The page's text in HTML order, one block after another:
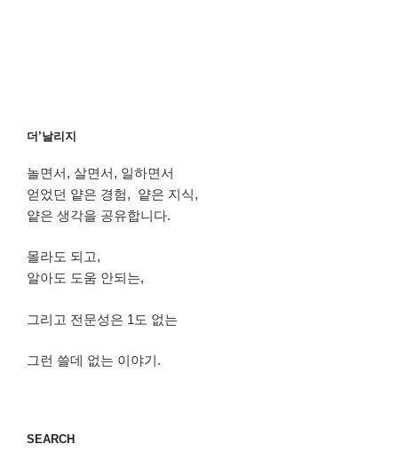
더’날리지
놀면서, 살면서, 일하면서
얻었던 얕은 경험, 얕은 지식,
얕은 생각을 공유합니다.
몰라도 되고,
알아도 도움 안되는,
그리고 전문성은 1도 없는
그런 쓸데 없는 이야기.
SEARCH